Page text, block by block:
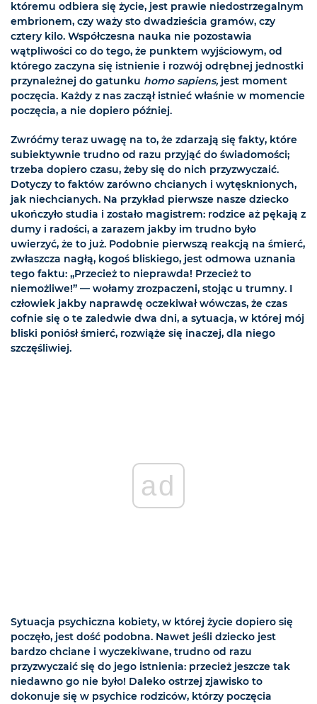
któremu odbiera się życie, jest prawie niedostrzegalnym
embrionem, czy waży sto dwadzieścia gramów, czy
cztery kilo. Współczesna nauka nie pozostawia
wątpliwości co do tego, że punktem wyjściowym, od
którego zaczyna się istnienie i rozwój odrębnej jednostki
przynależnej do gatunku homo sapiens,jest moment
poczęcia. Każdy z nas zaczął istnieć właśnie w momencie
poczęcia, a nie dopiero później.
Zwróćmy teraz uwagę na to, że zdarzają się fakty, które
subiektywnie trudno od razu przyjąć do świadomości;
trzeba dopiero czasu, żeby się do nich przyzwyczaić.
Dotyczy to faktów zarówno chcianych i wytęsknionych,
jak niechcianych. Na przykład pierwsze nasze dziecko
ukończyło studia i zostało magistrem: rodzice aż pękają z
dumy i radości, a zarazem jakby im trudno było
uwierzyć, że to już. Podobnie pierwszą reakcją na śmierć,
zwłaszcza nagłą, kogoś bliskiego, jest odmowa uznania
tego faktu: „Przecież to nieprawda! Przecież to
niemożliwe!” — wołamy zrozpaczeni, stojąc u trumny. I
człowiek jakby naprawdę oczekiwał wówczas, że czas
cofnie się o te zaledwie dwa dni, a sytuacja, w której mój
bliski poniósł śmierć, rozwiąże się inaczej, dla niego
szczęśliwiej.
ad
Sytuacja psychiczna kobiety, w której życie dopiero się
poczęło, jest dość podobna. Nawet jeśli dziecko jest
bardzo chciane i wyczekiwane, trudno od razu
przyzwyczaić się do jego istnienia: przecież jeszcze tak
niedawno go nie było! Daleko ostrzej zjawisko to
dokonuje się w psychice rodziców, którzy poczęcia